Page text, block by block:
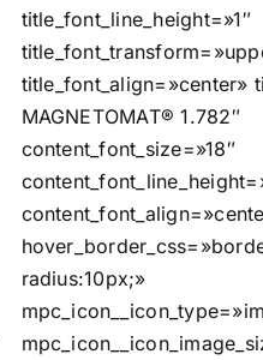
title_font_line_height=»1″
title_font_align=»center»
MAGNETOMAT® 1.782″
content_font_size=»18″
radius:10px;»